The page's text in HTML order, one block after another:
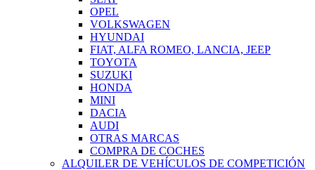
OPEL
VOLKSWAGEN
HYUNDAI
FIAT, ALFA ROMEO, LANCIA, JEEP
TOYOTA
SUZUKI
HONDA
MINI
DACIA
AUDI
OTRAS MARCAS
COMPRA DE COCHES
ALQUILER DE VEHÍCULOS DE COMPETICIÓN